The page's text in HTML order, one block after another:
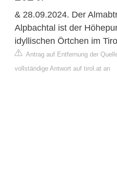
& 28.09.2024. Der
Alpbachtal ist der
idyllischen Örtchen im
Antrag auf Entfernung der
vollständige Antwort auf tirol.at an